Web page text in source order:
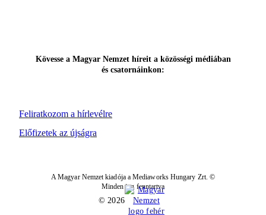
Feliratkozom a hírlevélre
Kövesse a Magyar Nemzet híreit a közösségi médiában
és csatornáinkon:
Előfizetek az újságra
A Magyar Nemzet kiadója a Mediaworks Hungary Zrt. ©
Minden jog fenntartva
© 2026